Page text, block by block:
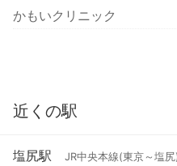
かもいクリニック
近くの駅
塩尻駅 JR中央本線(東京～塩